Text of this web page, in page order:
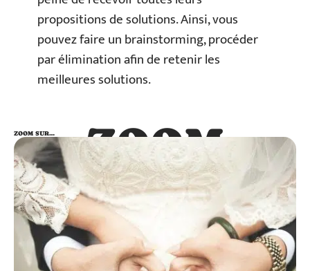
propositions de solutions. Ainsi, vous
pouvez faire un brainstorming, procéder
par élimination afin de retenir les
meilleures solutions.
ZOOM
SUR…
ZOOM SUR…